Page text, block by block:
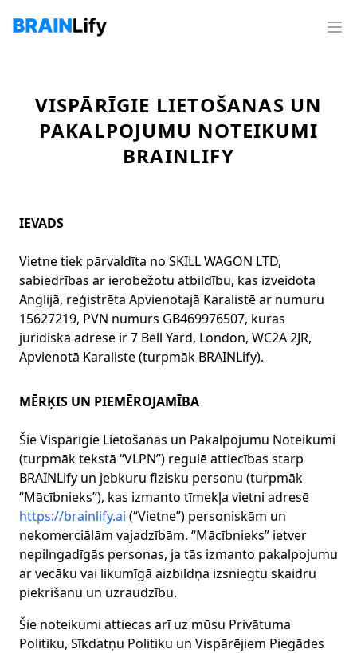
VISPĀRĪGIE LIETOŠANAS UN
PAKALPOJUMU NOTEIKUMI
BRAINLIFY
IEVADS
Vietne tiek pārvaldīta no SKILL WAGON LTD,
sabiedrības ar ierobežotu atbildību, kas izveidota
Anglijā, reģistrēta Apvienotajā Karalistē ar numuru
15627219, PVN numurs GB469976507, kuras
juridiskā adrese ir 7 Bell Yard, London, WC2A 2JR,
Apvienotā Karaliste (turpmāk BRAINLify).
MĒRĶIS UN PIEMĒROJAMĪBA
Šie Vispārīgie Lietošanas un Pakalpojumu Noteikumi
(turpmāk tekstā “VLPN”) regulē attiecības starp
BRAINLify un jebkuru fizisku personu (turpmāk
“Mācībnieks”), kas izmanto tīmekļa vietni adresē
https://brainlify.ai (“Vietne”) personiskām un
nekomerciālām vajadzībām. “Mācībnieks” ietver
nepilngadīgās personas, ja tās izmanto pakalpojumu
ar vecāku vai likumīgā aizbildņa izsniegtu skaidru
piekrišanu un uzraudzību.
Šie noteikumi attiecas arī uz mūsu Privātuma
Politiku, Sīkdatņu Politiku un Vispārējiem Piegādes